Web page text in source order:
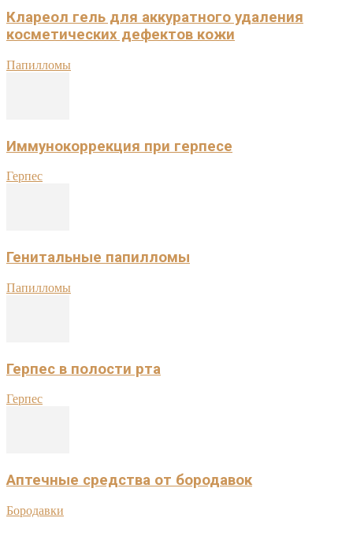
Клареол гель для аккуратного удаления
косметических дефектов кожи
Папилломы
Иммунокоррекция при герпесе
Герпес
Генитальные папилломы
Папилломы
Герпес в полости рта
Герпес
Аптечные средства от бородавок
Бородавки